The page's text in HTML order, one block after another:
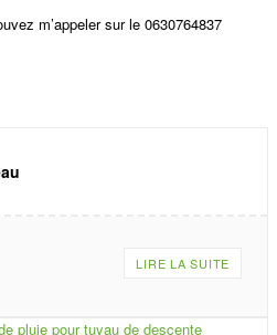
m’appeler sur le 0630764837
LIRE LA SUITE